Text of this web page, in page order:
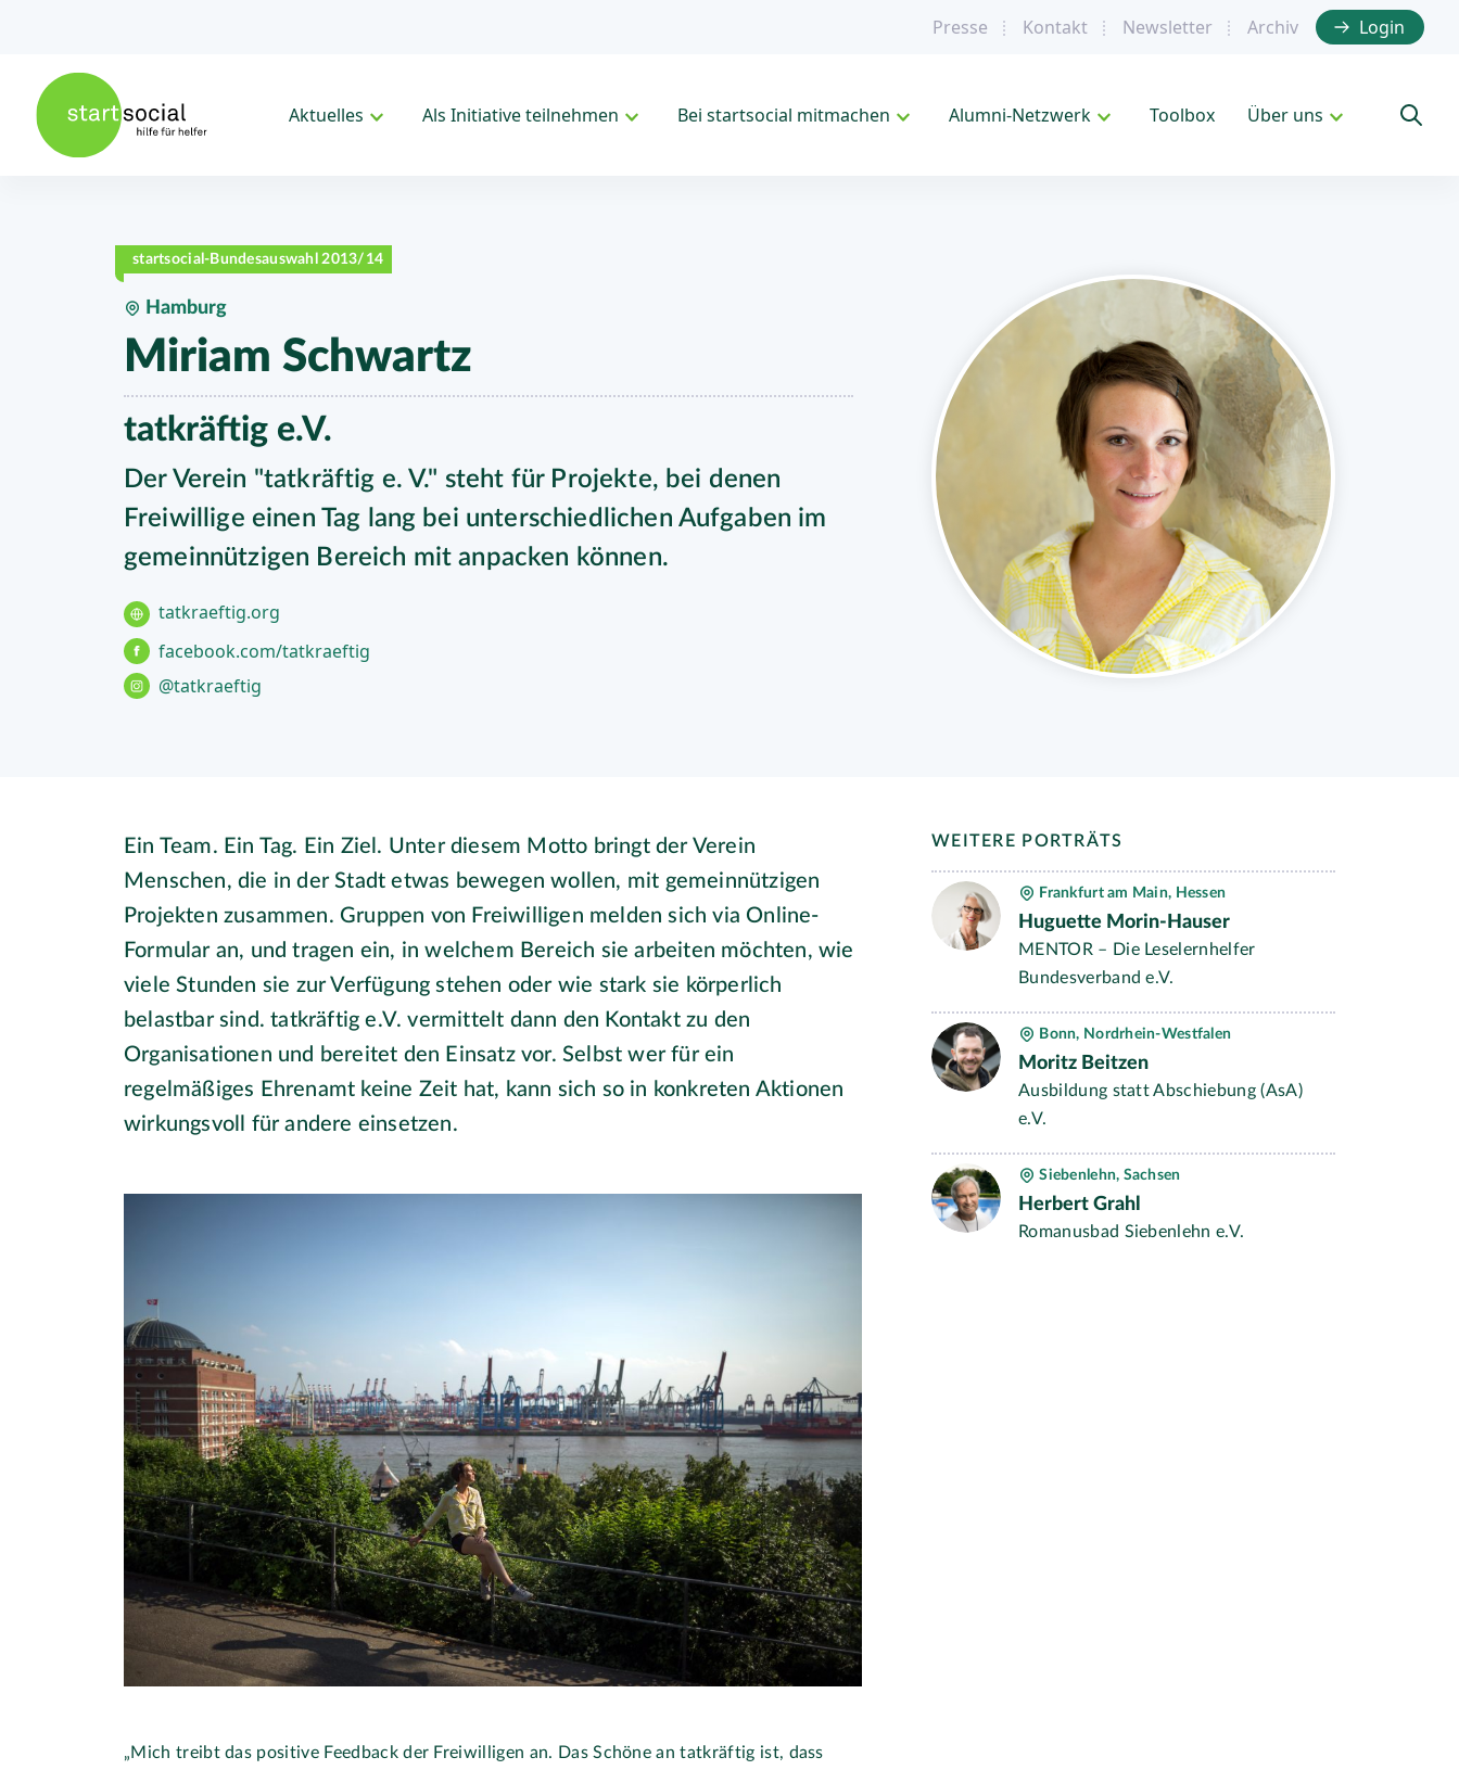
Presse Kontakt Newsletter Archiv Login
Aktuelles Als Initiative teilnehmen Bei startsocial mitmachen Alumni-Netzwerk Toolbox Über uns
startsocial-Bundesauswahl 2013/14
Hamburg
Miriam Schwartz
tatkräftig e.V.
Der Verein "tatkräftig e. V." steht für Projekte, bei denen
Freiwillige einen Tag lang bei unterschiedlichen Aufgaben im
gemeinnützigen Bereich mit anpacken können.
tatkraeftig.org
facebook.com/tatkraeftig
@tatkraeftig
Ein Team. Ein Tag. Ein Ziel. Unter diesem Motto bringt der Verein
Menschen, die in der Stadt etwas bewegen wollen, mit gemeinnützigen
Projekten zusammen. Gruppen von Freiwilligen melden sich via Online-
Formular an, und tragen ein, in welchem Bereich sie arbeiten möchten, wie
viele Stunden sie zur Verfügung stehen oder wie stark sie körperlich
belastbar sind. tatkräftig e.V. vermittelt dann den Kontakt zu den
Organisationen und bereitet den Einsatz vor. Selbst wer für ein
regelmäßiges Ehrenamt keine Zeit hat, kann sich so in konkreten Aktionen
wirkungsvoll für andere einsetzen.
„Mich treibt das positive Feedback der Freiwilligen an. Das Schöne an tatkräftig ist, dass
WEITERE PORTRÄTS
Frankfurt am Main, Hessen
Huguette Morin-Hauser
MENTOR – Die Leselernhelfer
Bundesverband e.V.
Bonn, Nordrhein-Westfalen
Moritz Beitzen
Ausbildung statt Abschiebung (AsA)
e.V.
Siebenlehn, Sachsen
Herbert Grahl
Romanusbad Siebenlehn e.V.